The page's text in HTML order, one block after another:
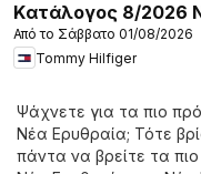
Kατάλογος 8/2026
in Men
Από το Σάββατο 01/08/2026
Tommy Hilfiger
Ψάχνετε για τα πιο
Νέα Ερυθραία; Τότε
πάντα να βρείτε τα